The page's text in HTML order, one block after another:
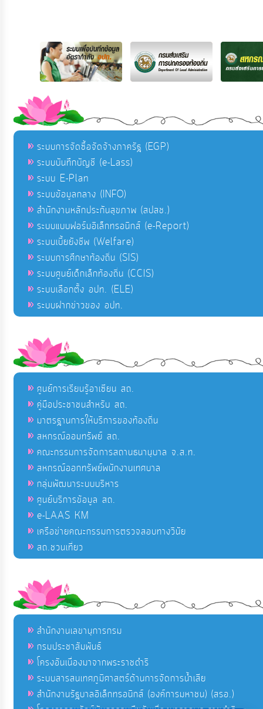
ระบบการจัดซื้อจัดจ้างภาครัฐ (EGP)
ระบบบันทึกบัญชี (e-Lass)
ระบบ E-Plan
ระบบข้อมูลกลาง (INFO)
สำนักงานหลักประกันสุขภาพ (สปสช.)
ระบบแบบฟอร์มอิเล็กทรอนิกส์ (e-Report)
ระบบเบี้ยยังชีพ (Welfare)
ระบบการศึกษาท้องถิ่น (SIS)
ระบบศูนย์เด็กเล็กท้องถิ่น (CCIS)
ระบบเลือกตั้ง อปท. (ELE)
ระบบฝากข่าวของ อปท.
ศูนย์การเรียนรู้อาเซียน สถ.
คู่มือประชาชนสำหรับ สถ.
มาตรฐานการให้บริการของท้องถิ่น
สหกรณ์ออมทรัพย์ สถ.
คณะกรรมการจัดการสถานธนานุบาล จ.ส.ท.
สหกรณ์ออกทรัพย์พนักงานเทศบาล
กลุ่มพัฒนาระบบบริหาร
ศูนย์บริการข้อมูล สถ.
e-LAAS KM
เครือข่ายคณะกรรมการตรวจสอบทางวินัย
สถ.ชวนเที่ยว
สำนักงานเลขานุการกรม
กรมประชาสัมพันธ์
โครงอันเนื่องมาจากพระราชดำริ
ระบบสารสนเทศภูมิศาสตร์ด้านการจัดการน้ำเสีย
สำนักงานรัฐบาลอิเล็กทรอนิกส์ (องค์การมหาชน) (สรอ.)